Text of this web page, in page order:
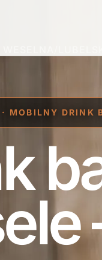
MOBILNY DRINK